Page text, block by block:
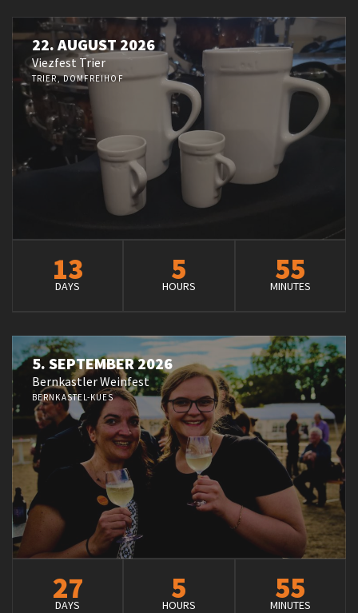
22. AUGUST 2026
Viezfest Trier
TRIER, DOMFREIHOF
13
DAYS 5
HOURS 55
MINUTES
5. SEPTEMBER 2026
Bernkastler Weinfest
BERNKASTEL-KUES
27
DAYS 5
HOURS 55
MINUTES